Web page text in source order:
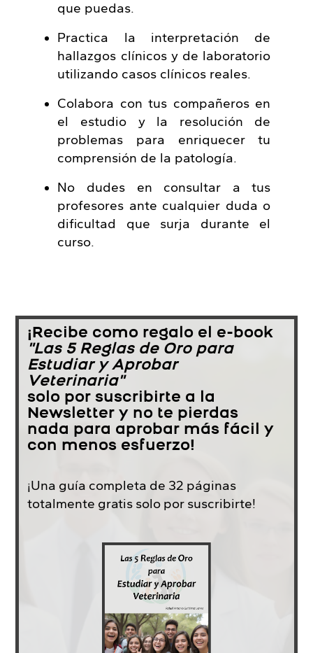
que puedas.
Practica la interpretación de
hallazgos clínicos y de laboratorio
utilizando casos clínicos reales.
Colabora con tus compañeros en
el estudio y la resolución de
problemas para enriquecer tu
comprensión de la patología.
No dudes en consultar a tus
profesores ante cualquier duda o
dificultad que surja durante el
curso.
¡Recibe como regalo el e-book
"Las 5 Reglas de Oro para
Estudiar y Aprobar
Veterinaria"
solo por suscribirte a la
Newsletter y no te pierdas
nada para aprobar más fácil y
con menos esfuerzo!
¡Una guía completa de 32 páginas
totalmente gratis solo por suscribirte!